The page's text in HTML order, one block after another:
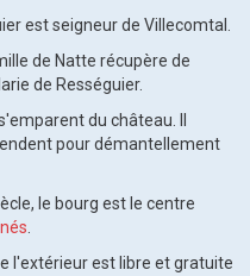
est seigneur de Villecomtal.
de Natte récupère de
de Rességuier.
du château. Il
pour démantellement
le bourg est le centre
l'extérieur est libre et gratuite